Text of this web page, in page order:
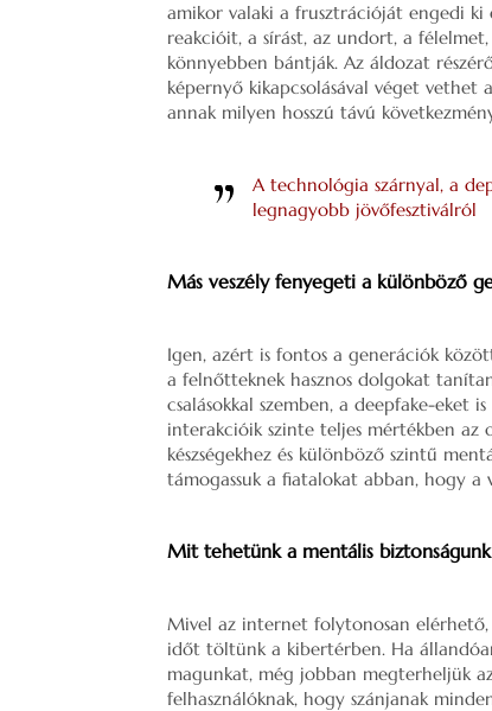
amikor valaki a frusztrációját engedi
reakcióit, a sírást, az undort, a
könnyebben bántják. Az áldozat
képernyő kikapcsolásával véget
annak milyen hosszú távú
A technológia szárnyal, a
legnagyobb jövőfesztiválról
Más veszély fenyegeti a különböző
Igen, azért is fontos a generációk
a felnőtteknek hasznos dolgokat
csalásokkal szemben, a deepfake-eket
interakcióik szinte teljes mértékben az
készségekhez és különböző szintű
támogassuk a fiatalokat abban, hogy a
Mit tehetünk a mentális
Mivel az internet folytonosan
időt töltünk a kibertérben. Ha
magunkat, még jobban megterheljük
felhasználóknak, hogy szánjanak